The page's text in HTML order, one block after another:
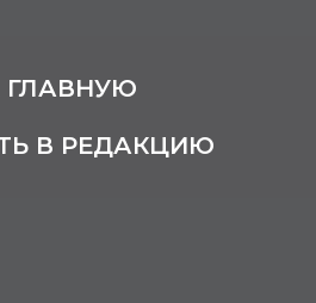
ГЛАВНУЮ
В РЕДАКЦИЮ